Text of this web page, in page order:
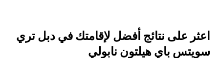
اعثر على نتائج أفضل لإقامتك في دبل تري
سويتس باي هيلتون نابولي